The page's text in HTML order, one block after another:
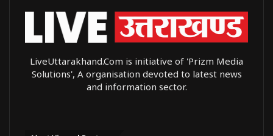
LiveUttarakhand.Com is initiative of 'Prizm Media
Solutions', A organisation devoted to latest news
and information sector.